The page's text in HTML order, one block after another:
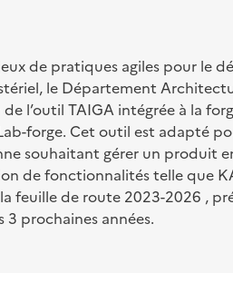
de pratiques agiles pour le
le Département
l’outil TAIGA intégrée à la
forge. Cet outil est adapté
souhaitant gérer un produit
de fonctionnalités telle que
feuille de route 2023-2026 ,
3 prochaines années.